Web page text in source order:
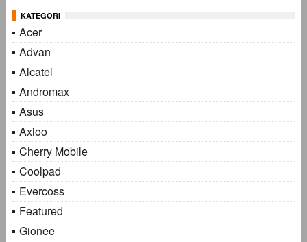
KATEGORI
Acer
Advan
Alcatel
Andromax
Asus
Axioo
Cherry Mobile
Coolpad
Evercoss
Featured
Gionee